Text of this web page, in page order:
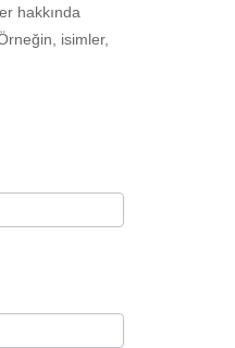
hakkında
isimler,